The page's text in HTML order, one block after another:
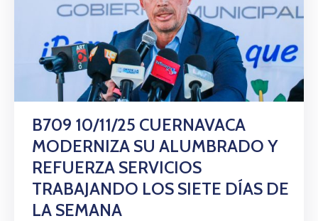
B709 10/11/25 CUERNAVACA
MODERNIZA SU ALUMBRADO Y
REFUERZA SERVICIOS
TRABAJANDO LOS SIETE DÍAS DE
LA SEMANA